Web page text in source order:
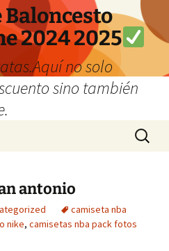
Baloncesto
2024 2025
no solo
sino también
Buscar:
antonio
camiseta nba
nike, camisetas nba pack fotos